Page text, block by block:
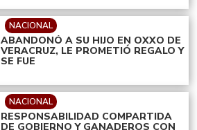
NACIONAL
ABANDONÓ A SU HIJO EN OXXO DE
VERACRUZ, LE PROMETIÓ REGALO Y
SE FUE
NACIONAL
RESPONSABILIDAD COMPARTIDA
DE GOBIERNO Y GANADEROS CON